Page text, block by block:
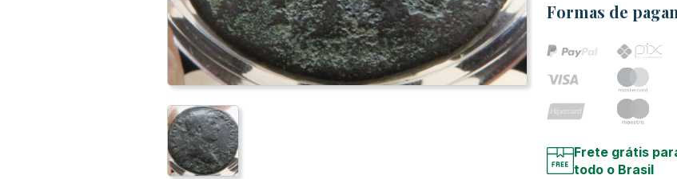
Formas de
Frete grátis
todo o Brasil